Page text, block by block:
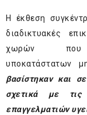
Η έκθεση
διαδικτυακές
χωρών που
υποκατάστατων
βασίστηκαν και
σχετικά με
επαγγελματιών